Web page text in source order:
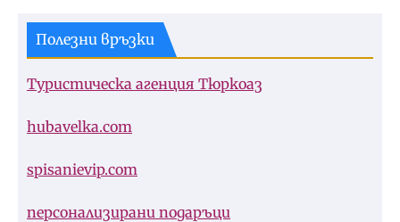
Полезни връзки
Туристическа агенция Тюркоаз
hubavelka.com
spisanievip.com
персонализирани подаръци